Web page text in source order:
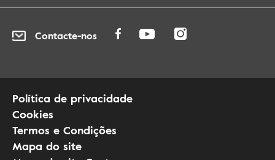
Contacte-nos
Política de privacidade
Cookies
Termos e Condições
Mapa do site